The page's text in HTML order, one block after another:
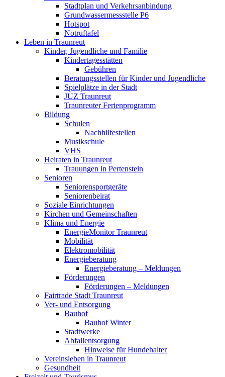
Stadtplan und Verkehrsanbindung
Grundwassermessstelle P6
Hotspot
Notruftafel
Leben in Traunreut
Kinder, Jugendliche und Familie
Kindertagesstätten
Gebühren
Beratungsstellen für Kinder und Jugendliche
Spielplätze in der Stadt
JUZ Traunreut
Traunreuter Ferienprogramm
Bildung
Schulen
Nachhilfestellen
Musikschule
VHS
Heiraten in Traunreut
Trauungen in Pertenstein
Senioren
Seniorensportgeräte
Seniorenbeirat
Soziale Einrichtungen
Kirchen und Gemeinschaften
Klima und Energie
EnergieMonitor Traunreut
Mobilität
Elektromobilität
Energieberatung
Energieberatung – Meldungen
Förderungen
Förderungen – Meldungen
Fairtrade Stadt Traunreut
Ver- und Entsorgung
Bauhof
Bauhof Winter
Stadtwerke
Abfallentsorgung
Hinweise für Hundehalter
Vereinsleben in Traunreut
Gesundheit